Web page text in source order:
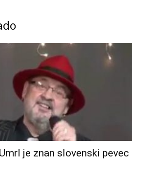
je znan slovenski pevec